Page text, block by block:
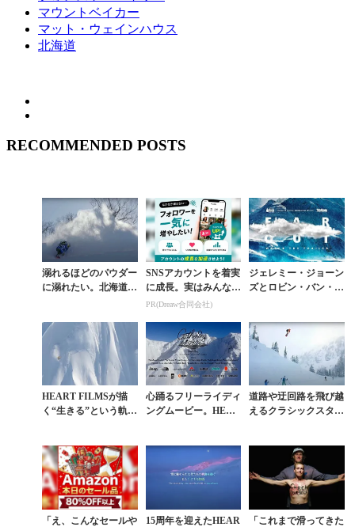
マウントベイカー
マット・ウェインハウス
北海道
RECOMMENDED POSTS
溺れるほどのパウダー
に溺れたい。北海道と
SNSアカウントを着実
に成長。実はみんなコ
コ使ってます。
PR(Dreaw合同会社)
ジェレミー・ジョーン
ズとロビン・バン・ジ
HEART FILMSが描
く“生きる”という軌
心踊るフリーライディ
ングムービー。HEAR
道路や迂回路を飛び越
えるクラシックスタイ
「え、こんなセールや
15周年を迎えたHEAR
「これまで滑ってきた